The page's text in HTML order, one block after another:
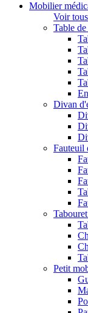
Mobilier
Voir
Table de
Divan
Fauteuil
Petit